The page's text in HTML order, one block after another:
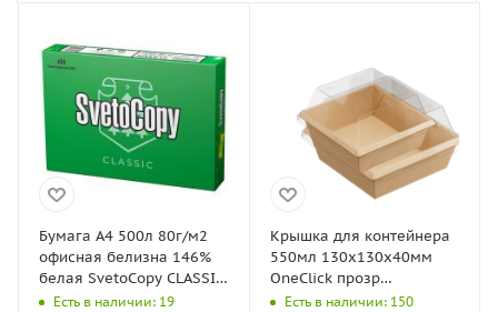
Бумага А4 500л 80г/м2
офисная белизна 146%
белая SvetoCopy CLASSIC
(Светокопи) 1/5
Есть в наличии: 19
Крышка для контейнера
550мл 130х130х40мм
OneClick прозр
купольная 1EA 50/400
Есть в наличии: 150